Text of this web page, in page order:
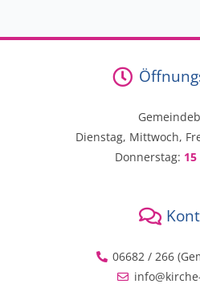
Dienstag, Mittwoch,
Donnerstag:
06682 / 266